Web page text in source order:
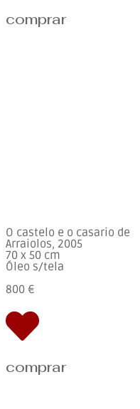
comprar
O castelo e o casario de
Arraiolos, 2005
70 x 50 cm
Óleo s/tela
800 €
comprar